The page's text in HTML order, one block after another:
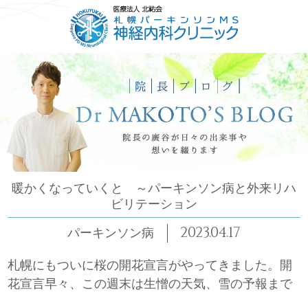
ごあいさつ コンセプト
暖かくなっていくと ～パーキンソン病と外来リハ
ビリテーション
パーキンソン病 2023.04.17
札幌にもついに桜の開花宣言がやってきました。開
花宣言早々、この週末は生憎の天気、雪の予報まで